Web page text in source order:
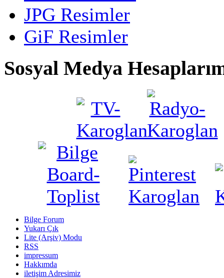
JPG Resimler
GiF Resimler
Sosyal Medya
Bilge Forum
Yukarı Çık
Lite (Arşiv) Modu
RSS
impressum
Hakkımda
iletişim Adresimiz